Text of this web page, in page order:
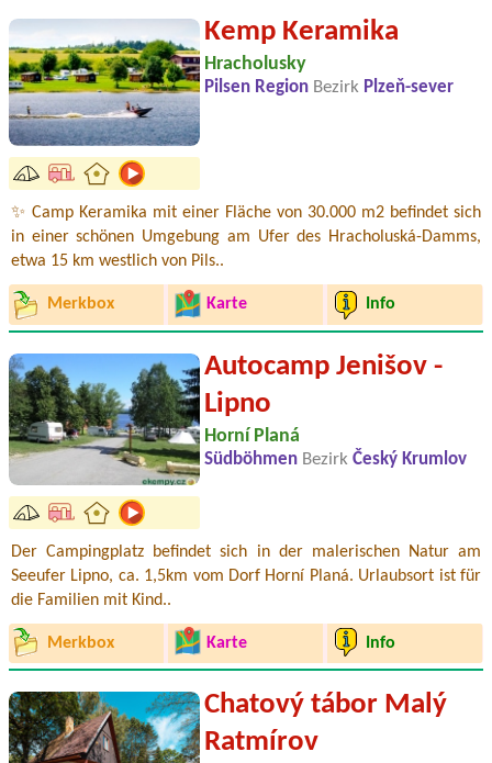
Kemp Keramika
Hracholusky
Pilsen Region Bezirk Plzeň-sever
✨ Camp Keramika mit einer Fläche von 30.000 m2 befindet sich
in einer schönen Umgebung am Ufer des Hracholuská-Damms,
etwa 15 km westlich von Pils..
Merkbox Karte Info
Autocamp Jenišov -
Lipno
Horní Planá
Südböhmen Bezirk Český Krumlov
Der Campingplatz befindet sich in der malerischen Natur am
Seeufer Lipno, ca. 1,5km vom Dorf Horní Planá. Urlaubsort ist für
die Familien mit Kind..
Merkbox Karte Info
Chatový tábor Malý
Ratmírov